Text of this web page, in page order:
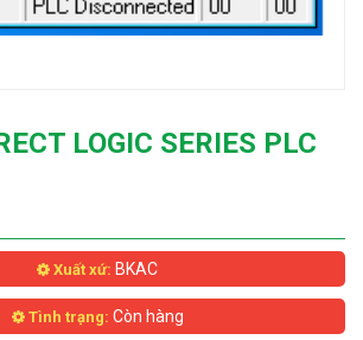
LOGIC SERIES PLC
Xuất xứ: BKAC
Tình trạng: Còn hàng